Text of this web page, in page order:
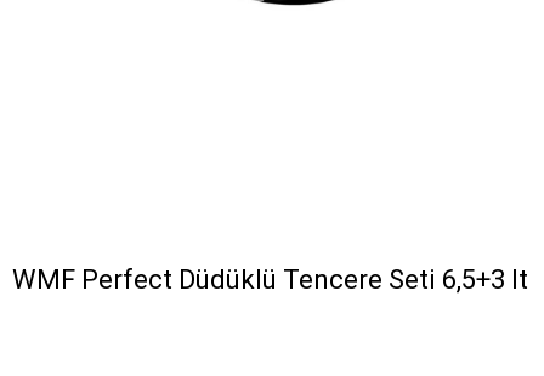
WMF Perfect Düdüklü Tencere Seti 6,5+3 lt